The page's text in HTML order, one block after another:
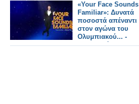
«Your Face Sounds
Familiar»: Δυνατά
ποσοστά απέναντι
στον αγώνα του
Ολυμπιακού... -
Αναλυτικά τα 15'